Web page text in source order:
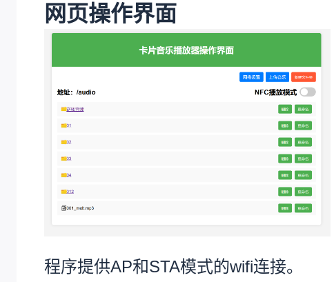
网页操作界面
程序提供AP和STA模式的wifi连接。